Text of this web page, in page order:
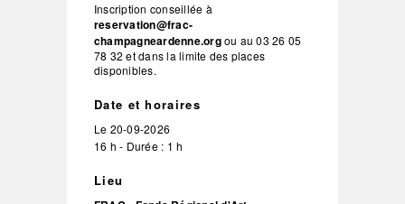
Inscription conseillée à
reservation@frac-
champagneardenne.orgou au 03 26 05
78 32 et dans la limite des places
disponibles.
Date et horaires
Le 20-09-2026
16 h - Durée : 1 h
Lieu